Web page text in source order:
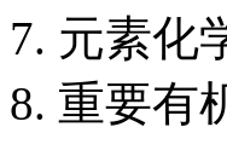
元素化
重要有